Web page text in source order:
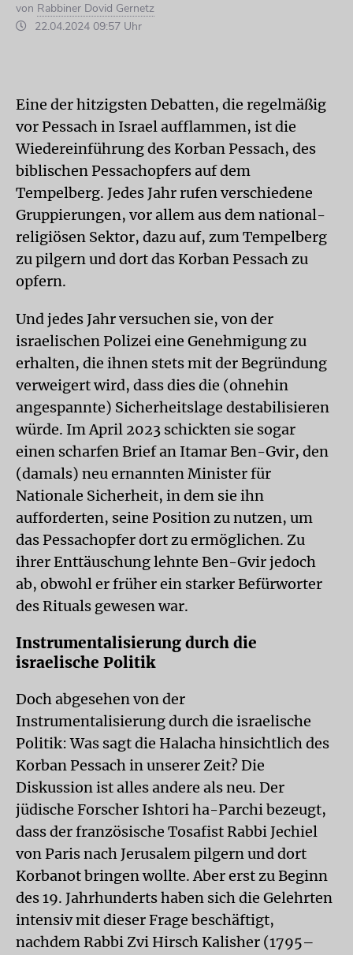
von Rabbiner Dovid Gernetz
22.04.2024 09:57 Uhr
Eine der hitzigsten Debatten, die regelmäßig
vor Pessach in Israel aufflammen, ist die
Wiedereinführung des Korban Pessach, des
biblischen Pessachopfers auf dem
Tempelberg. Jedes Jahr rufen verschiedene
Gruppierungen, vor allem aus dem national-
religiösen Sektor, dazu auf, zum Tempelberg
zu pilgern und dort das Korban Pessach zu
opfern.
Und jedes Jahr versuchen sie, von der
israelischen Polizei eine Genehmigung zu
erhalten, die ihnen stets mit der Begründung
verweigert wird, dass dies die (ohnehin
angespannte) Sicherheitslage destabilisieren
würde. Im April 2023 schickten sie sogar
einen scharfen Brief an Itamar Ben-Gvir, den
(damals) neu ernannten Minister für
Nationale Sicherheit, in dem sie ihn
aufforderten, seine Position zu nutzen, um
das Pessach­opfer dort zu ermöglichen. Zu
ihrer Enttäuschung lehnte Ben-Gvir jedoch
ab, obwohl er früher ein starker Befürworter
des Rituals gewesen war.
Instrumentalisierung durch die
israelische Politik
Doch abgesehen von der
Instrumentalisierung durch die israelische
Politik: Was sagt die Halacha hinsichtlich des
Korban Pessach in unserer Zeit? Die
Diskussion ist alles andere als neu. Der
jüdische Forscher Ishtori ha-Parchi bezeugt,
dass der französische Tosafist Rabbi Jechiel
von Paris nach Jerusalem pilgern und dort
Korbanot bringen wollte. Aber erst zu Beginn
des 19. Jahrhunderts haben sich die Gelehrten
intensiv mit dieser Frage beschäftigt,
nachdem Rabbi Zvi Hirsch Kalisher (1795–